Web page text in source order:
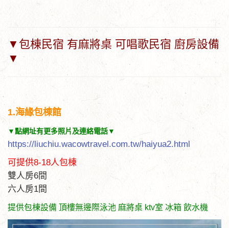
▼包棟民宿 有麻將桌 可唱歌民宿 廚房設備
▼
1.海緣包棟館
▼點網址有更多照片及連絡電話▼
https://liuchiu.wacowtravel.com.tw/haiyua2.html
可提供8-18人包棟
雙人房6間
六人房1間
提供包棟設備 頂樓無邊際泳池 麻將桌 ktv室 冰箱 飲水機